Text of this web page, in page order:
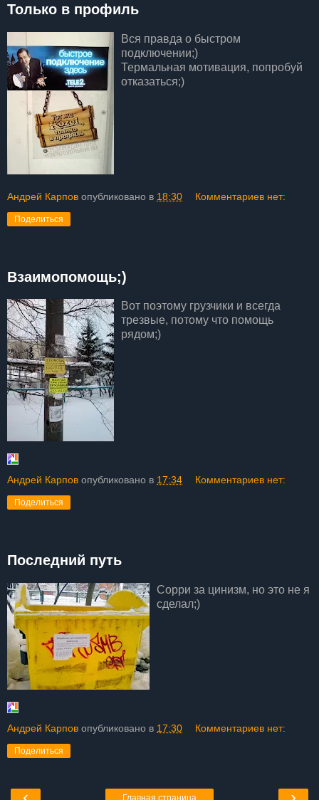
Только в профиль
Вся правда о быстром
подключении;)
Термальная мотивация, попробуй
отказаться;)
Андрей Карпов опубликовано в 18:30 Комментариев нет:
Поделиться
Взаимопомощь;)
Вот поэтому грузчики и всегда
трезвые, потому что помощь
рядом;)
Андрей Карпов опубликовано в 17:34 Комментариев нет:
Поделиться
Последний путь
Сорри за цинизм, но это не я
сделал;)
Андрей Карпов опубликовано в 17:30 Комментариев нет:
Поделиться